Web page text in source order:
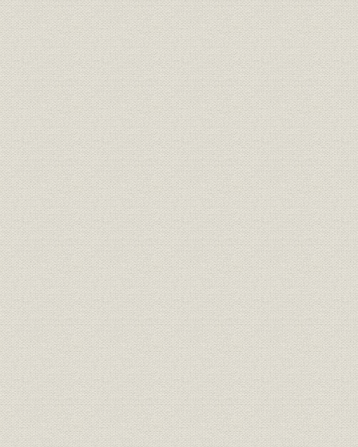
経営 同苗一致決心誓盟書 明治一九
規則 三井家定則 明治一九年
経営;規則 井上伯へ呈上同族并重役誓約書 明治二三
経営;規則
三井銀行総長・副長ト相談役ト
ノ規約
明治二十
財務・業績 三井銀行 貸借総括表 明治二三
財務・業績 [三井銀行] 全店合併整理予算 明治二十
財務・業績
[三井銀行] 調書類之儘当時決算
之見込
明治二十
社訓 三井家憲第二草案 明治二四
経営;社訓 ロイスレル氏意見書
明治二四
年七月廿日
経営;規則 三井家仮評議会規則 明治二四
経営 三井家仮評議会議事録
明治二四
年五月三